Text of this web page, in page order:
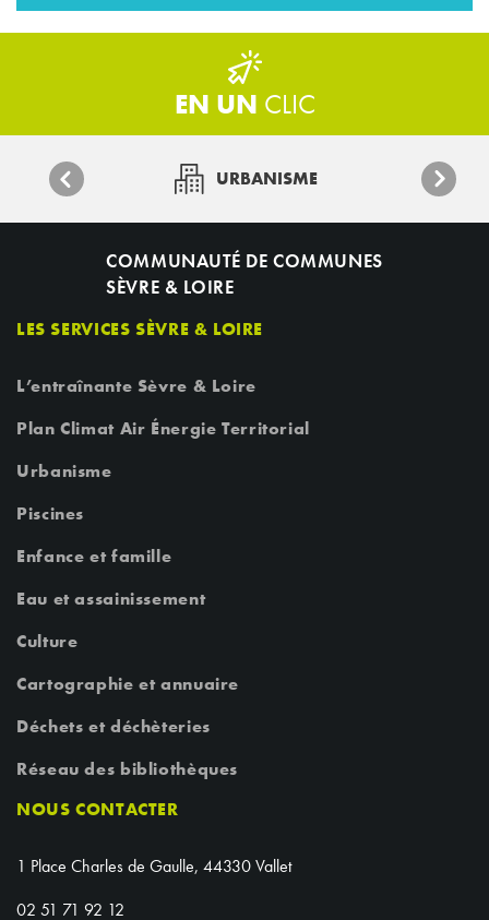
EN UN CLIC
URBANISME
COMMUNAUTÉ DE COMMUNES
SÈVRE & LOIRE
LES SERVICES SÈVRE & LOIRE
L’entraînante Sèvre & Loire
Plan Climat Air Énergie Territorial
Urbanisme
Piscines
Enfance et famille
Eau et assainissement
Culture
Cartographie et annuaire
Déchets et déchèteries
Réseau des bibliothèques
NOUS CONTACTER
1 Place Charles de Gaulle, 44330 Vallet
02 51 71 92 12